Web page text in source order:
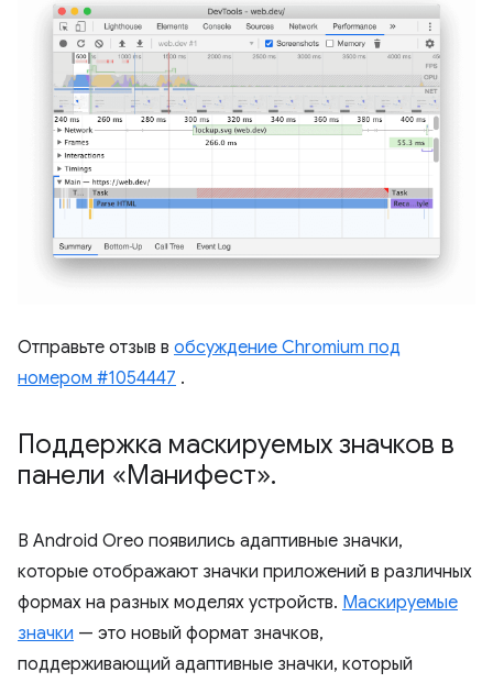
Отправьте отзыв в обсуждение Chromium под
номером #1054447 .
Поддержка маскируемых значков в
панели «Манифест».
В Android Oreo появились адаптивные значки,
которые отображают значки приложений в различных
формах на разных моделях устройств. Маскируемые
значки — это новый формат значков,
поддерживающий адаптивные значки, который